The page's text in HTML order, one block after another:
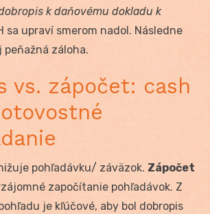
k daňovému dokladu k
sa upraví smerom nadol. Následne
peňažná záloha.
vs. zápočet: cash
pohľadávku/ záväzok. Zápočet
započítanie pohľadávok. Z
je kľúčové, aby bol dobropis